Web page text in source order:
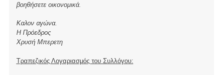
βοηθήσετε οικονομικά.
Καλον αγώνα.
Η Πρόεδρος
Χρυσή Μπερετη
Τραπεζικός Λογαριασμός του Συλλόγου: